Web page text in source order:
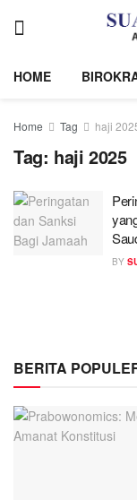
HOME
Home Tag haji
Tag: haji 2025
BY
BERITA